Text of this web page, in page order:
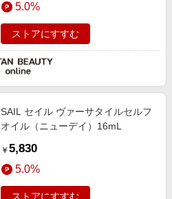
5.0%
ストアにすすむ
SAIL セイル ヴァーサタイルセルフ
オイル（ニューデイ）16mL
￥ 5,830
5.0%
ストアにすすむ